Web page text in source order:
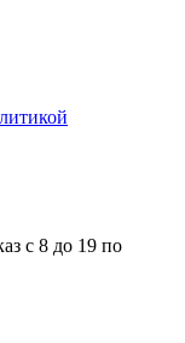
с 8 до 19 по